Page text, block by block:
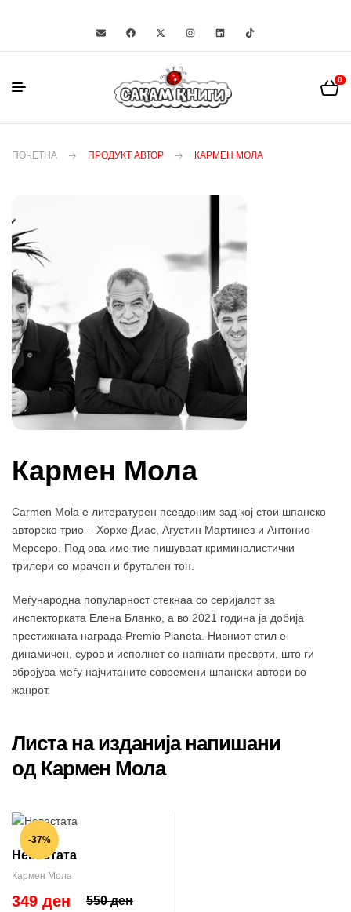
0
ПОЧЕТНА ПРОДУКТ АВТОР КАРМЕН МОЛА
Кармен Мола
Carmen Mola е литературен псевдоним зад кој стои шпанско
авторско трио – Хорхе Диас, Агустин Мартинез и Антонио
Мерсеро. Под ова име тие пишуваат криминалистички
трилери со мрачен и брутален тон.
Меѓународна популарност стекнаа со серијалот за
инспекторката Елена Бланко, а во 2021 година ја добија
престижната награда Premio Planeta. Нивниот стил е
динамичен, суров и исполнет со напнати пресврти, што ги
вбројува меѓу најчитаните современи шпански автори во
жанрот.
Листа на изданија напишани
од Кармен Мола
-37%
Невестата
Кармен Мола
550 ден
349 ден